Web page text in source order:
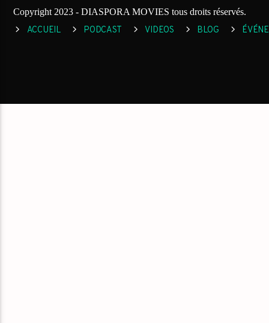
Copyright 2023 - DIASPORA MOVIES tous droits réservés.
ACCUEIL PODCAST VIDEOS BLOG